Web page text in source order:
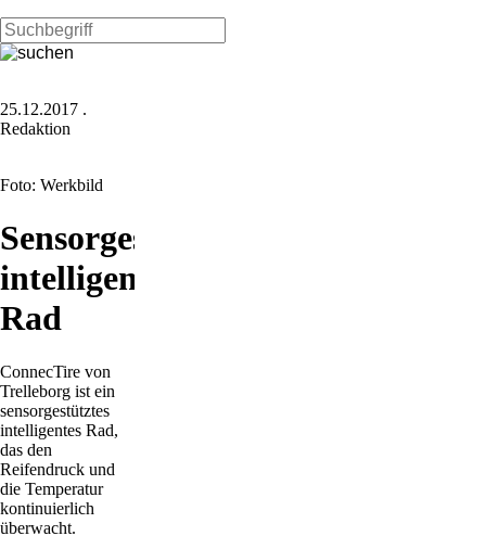
25.12.2017 .
Redaktion
Foto: Werkbild
Sensorgestütztes
intelligentes
Rad
ConnecTire von
Trelleborg ist ein
sensorgestütztes
intelligentes Rad,
das den
Reifendruck und
die Temperatur
kontinuierlich
überwacht.